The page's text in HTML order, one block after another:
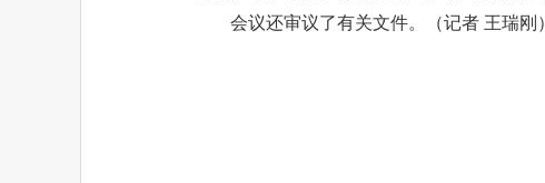
会议还审议了有关文件。（记者 王瑞刚）